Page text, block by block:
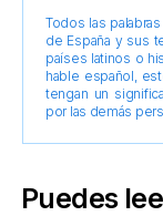
Todos las
de España y sus
países latinos o
hable español,
tengan un
por las demás
Puedes